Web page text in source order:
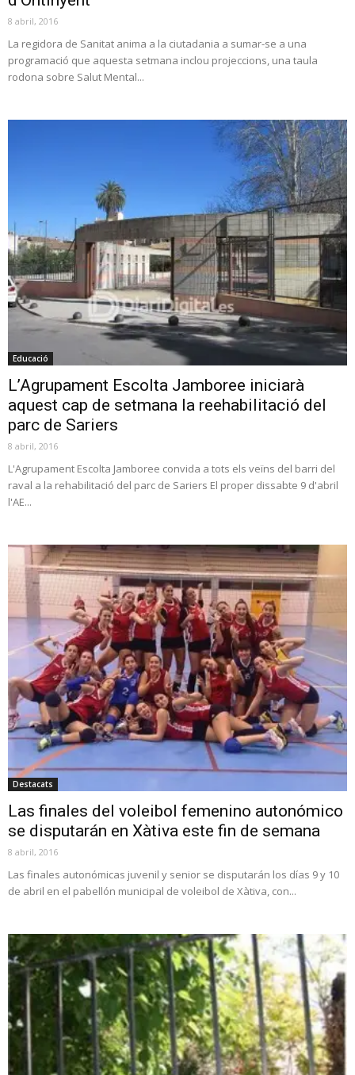
8 abril, 2016
La regidora de Sanitat anima a la ciutadania a sumar-se a una
programació que aquesta setmana inclou projeccions, una taula
rodona sobre Salut Mental...
Educació
L’Agrupament Escolta Jamboree iniciarà
aquest cap de setmana la reehabilitació del
parc de Sariers
8 abril, 2016
L'Agrupament Escolta Jamboree convida a tots els veïns del barri del
raval a la rehabilitació del parc de Sariers El proper dissabte 9 d'abril
l'AE...
Destacats
Las finales del voleibol femenino autonómico
se disputarán en Xàtiva este fin de semana
8 abril, 2016
Las finales autonómicas juvenil y senior se disputarán los días 9 y 10
de abril en el pabellón municipal de voleibol de Xàtiva, con...